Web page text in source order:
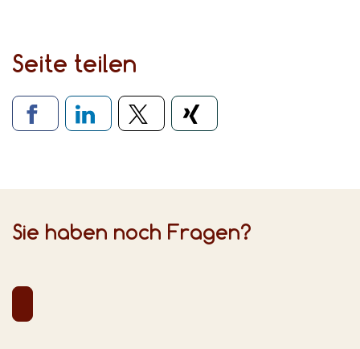
Seite teilen
Verlinkung zu sozialen Medien
Sie haben noch Fragen?